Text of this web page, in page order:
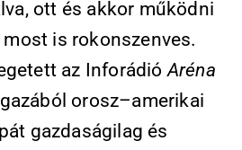
ott és akkor működni
is rokonszenves.
az InforádióAréna
orosz–amerikai
gazdaságilag és